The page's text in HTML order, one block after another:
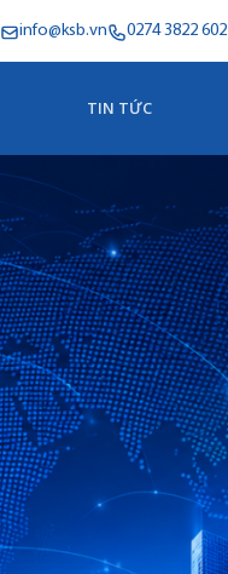
info@ksb.vn 0274 3822 602
TIN TỨC